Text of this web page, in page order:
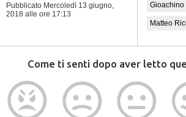
Pubblicato Mercoledì 13 giugno,
2018 alle ore 17:13
Gioachino
Matteo
Come ti senti dopo aver letto